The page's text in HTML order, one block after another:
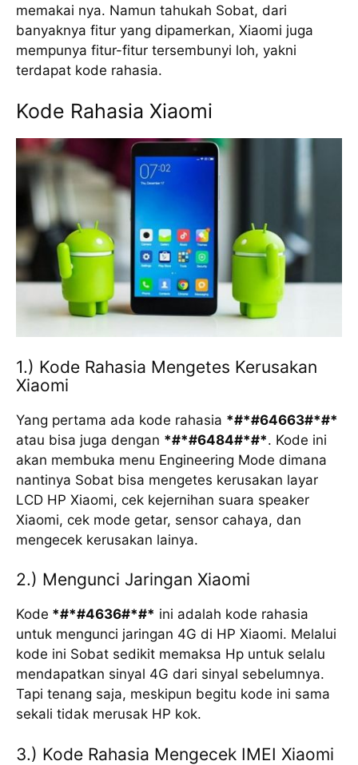
memakai nya. Namun tahukah Sobat, dari
banyaknya fitur yang dipamerkan, Xiaomi juga
mempunya fitur-fitur tersembunyi loh, yakni
terdapat kode rahasia.
Kode Rahasia Xiaomi
1.) Kode Rahasia Mengetes Kerusakan
Xiaomi
Yang pertama ada kode rahasia *#*#64663#*#*
atau bisa juga dengan *#*#6484#*#*. Kode ini
akan membuka menu Engineering Mode dimana
nantinya Sobat bisa mengetes kerusakan layar
LCD HP Xiaomi, cek kejernihan suara speaker
Xiaomi, cek mode getar, sensor cahaya, dan
mengecek kerusakan lainya.
2.) Mengunci Jaringan Xiaomi
Kode *#*#4636#*#* ini adalah kode rahasia
untuk mengunci jaringan 4G di HP Xiaomi. Melalui
kode ini Sobat sedikit memaksa Hp untuk selalu
mendapatkan sinyal 4G dari sinyal sebelumnya.
Tapi tenang saja, meskipun begitu kode ini sama
sekali tidak merusak HP kok.
3.) Kode Rahasia Mengecek IMEI Xiaomi